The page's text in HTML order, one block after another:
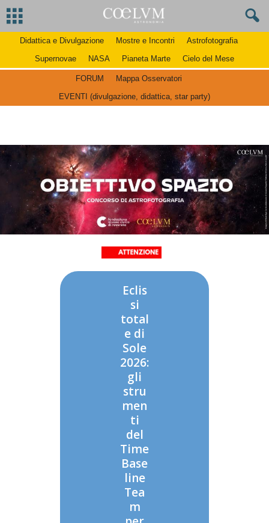
Didattica e Divulgazione Mostre e Incontri
Astrofotografia
Supernovae
NASA Pianeta Marte Cielo del Mese
FORUM
Mappa Osservatori
EVENTI (divulgazione, didattica, star party)
Eclis
si
total
e di
Sole
2026:
gli
stru
men
ti
del
Time
Base
line
Tea
m